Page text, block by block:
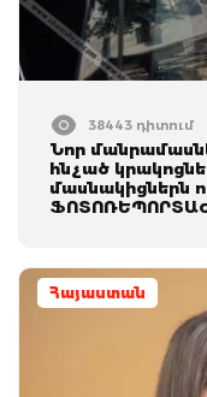
38443 դիտում
Նոր
հնչած
մասնակիցներն
Հայաստան